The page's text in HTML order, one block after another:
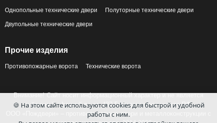
Однопольные технические двери Полуторные технические двери
Двупольные технические двери
Прочие изделия
Противопожарные ворота Технические ворота
Внимание! Сайт носит информационный характер и не является
публичной офертой по ст. 437 Гражданского кодекса РФ.
ООО «Пождвери» – противопожарные двери и металлоконструкции с
🍪 На этом сайте используются cookies для быстрой и удобной
работы с ним.